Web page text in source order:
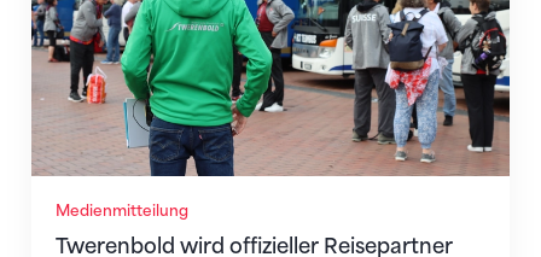
Medienmitteilung
Twerenbold wird offizieller Reisepartner